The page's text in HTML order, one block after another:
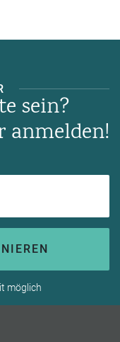
sein?
anmelden!
möglich